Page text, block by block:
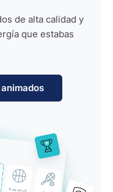
de alta calidad y
que estabas